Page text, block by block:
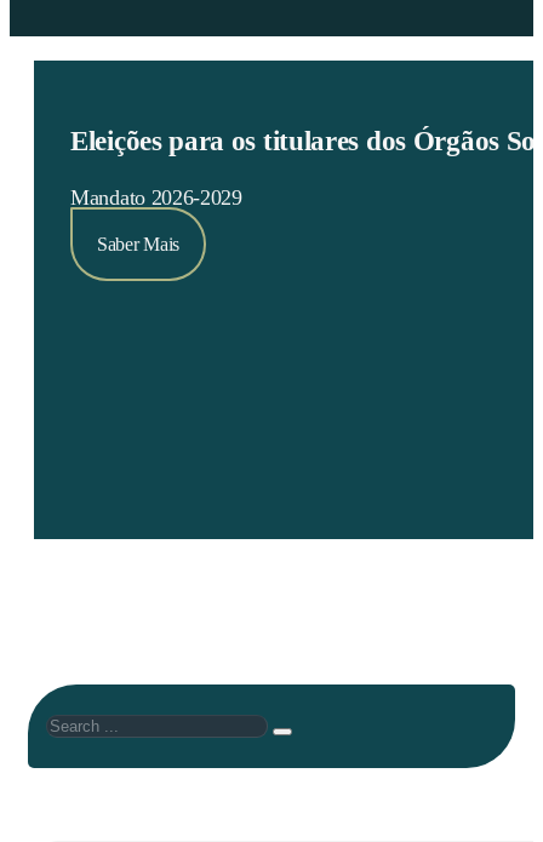
Eleições para os titulares dos Órgãos
Mandato 2026-2029
Saber Mais
Search